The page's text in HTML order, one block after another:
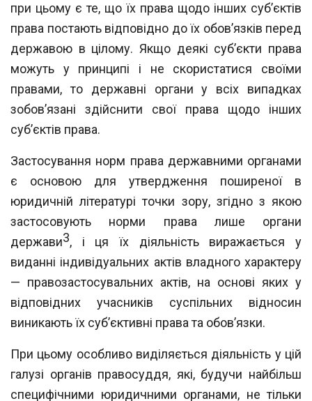
при цьому є те, що їх права щодо інших суб’єктів
права постають відповідно до їх обов’язків перед
державою в цілому. Якщо деякі суб’єкти права
можуть у принципі і не скористатися своїми
правами, то державні органи у всіх випадках
зобов’язані здійснити свої права щодо інших
суб’єктів права.
Застосування норм права державними органами
є основою для утвердження поширеної в
юридичній літературі точки зору, згідно з якою
застосовують норми права лише органи
держави3, і ця їх діяльність виражається у
виданні індивідуальних актів владного характеру
— правозастосувальних актів, на основі яких у
відповідних учасників суспільних відносин
виникають їх суб’єктивні права та обов’язки.
При цьому особливо виділяється діяльність у цій
галузі органів правосуддя, які, будучи найбільш
специфічними юридичними органами, не тільки